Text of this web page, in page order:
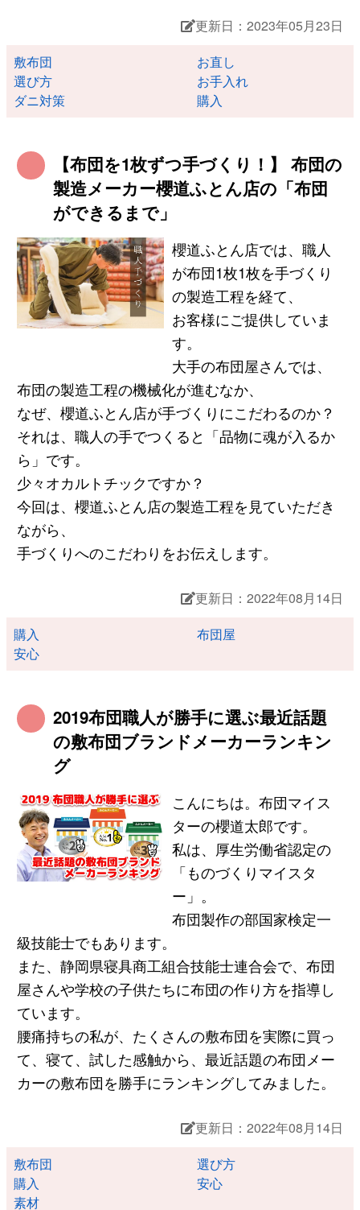
更新日：2023年05月23日
敷布団
お直し
選び方
お手入れ
ダニ対策
購入
【布団を1枚ずつ手づくり！】 布団の
製造メーカー櫻道ふとん店の「布団
ができるまで」
櫻道ふとん店では、職人
が布団1枚1枚を手づくり
の製造工程を経て、
お客様にご提供していま
す。
大手の布団屋さんでは、
布団の製造工程の機械化が進むなか、
なぜ、櫻道ふとん店が手づくりにこだわるのか？
それは、職人の手でつくると「品物に魂が入るか
ら」です。
少々オカルトチックですか？
今回は、櫻道ふとん店の製造工程を見ていただき
ながら、
手づくりへのこだわりをお伝えします。
更新日：2022年08月14日
購入
布団屋
安心
2019布団職人が勝手に選ぶ最近話題
の敷布団ブランドメーカーランキン
グ
こんにちは。布団マイス
ターの櫻道太郎です。
私は、厚生労働省認定の
「ものづくりマイスタ
ー」。
布団製作の部国家検定一
級技能士でもあります。
また、静岡県寝具商工組合技能士連合会で、布団
屋さんや学校の子供たちに布団の作り方を指導し
ています。
腰痛持ちの私が、たくさんの敷布団を実際に買っ
て、寝て、試した感触から、最近話題の布団メー
カーの敷布団を勝手にランキングしてみました。
更新日：2022年08月14日
敷布団
選び方
購入
安心
素材